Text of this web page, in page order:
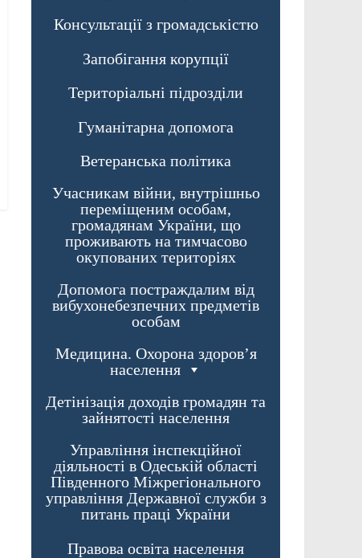
Консультації з громадськістю
Запобігання корупції
Територіальні підрозділи
Гуманітарна допомога
Ветеранська політика
Учасникам війни, внутрішньо
переміщеним особам,
громадянам України, що
проживають на тимчасово
окупованих територіях
Допомога постраждалим від
вибухонебезпечних предметів
особам
Медицина. Охорона здоров’я
населення
Детінізація доходів громадян та
зайнятості населення
Управління інспекційної
діяльності в Одеській області
Південного Міжрегіонального
управління Державної служби з
питань праці України
Правова освіта населення